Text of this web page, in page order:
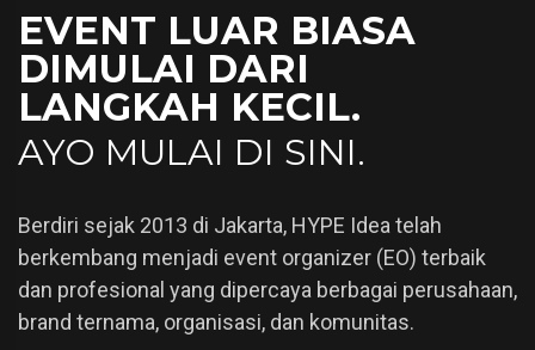
EVENT LUAR BIASA
DIMULAI DARI
LANGKAH KECIL.
AYO MULAI DI SINI.
Berdiri sejak 2013 di Jakarta, HYPE Idea telah
berkembang menjadi event organizer (EO) terbaik
dan profesional yang dipercaya berbagai perusahaan,
brand ternama, organisasi, dan komunitas.